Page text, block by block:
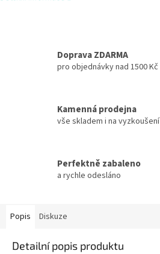
Doprava ZDARMA
pro objednávky nad 1500 Kč
Kamenná prodejna
vše skladem i na vyzkoušení
Perfektně zabaleno
a rychle odesláno
Popis Diskuze
Detailní popis produktu